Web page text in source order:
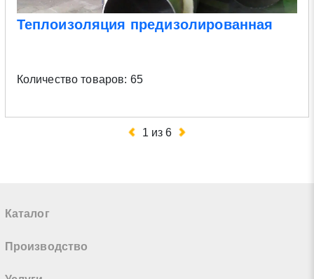
Теплоизоляция предизолированная
Количество товаров: 65
1 из6
Каталог
Производство